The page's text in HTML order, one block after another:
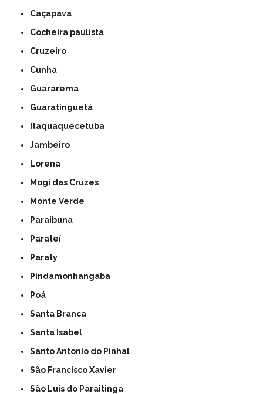
Caçapava
Cocheira paulista
Cruzeiro
Cunha
Guararema
Guaratinguetá
Itaquaquecetuba
Jambeiro
Lorena
Mogi das Cruzes
Monte Verde
Paraibuna
Parateí
Paraty
Pindamonhangaba
Poá
Santa Branca
Santa Isabel
Santo Antonio do Pinhal
São Francisco Xavier
São Luis do Paraitinga